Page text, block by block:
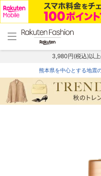
menu home
トップ
3,980円(税込)以
熊本県を中心とする地震